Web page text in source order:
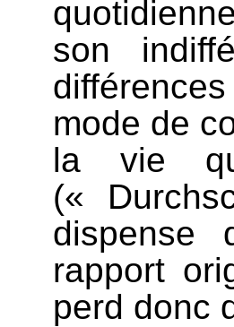
son
différences
mode de
la vie
(«
dispense
rapport
perd donc